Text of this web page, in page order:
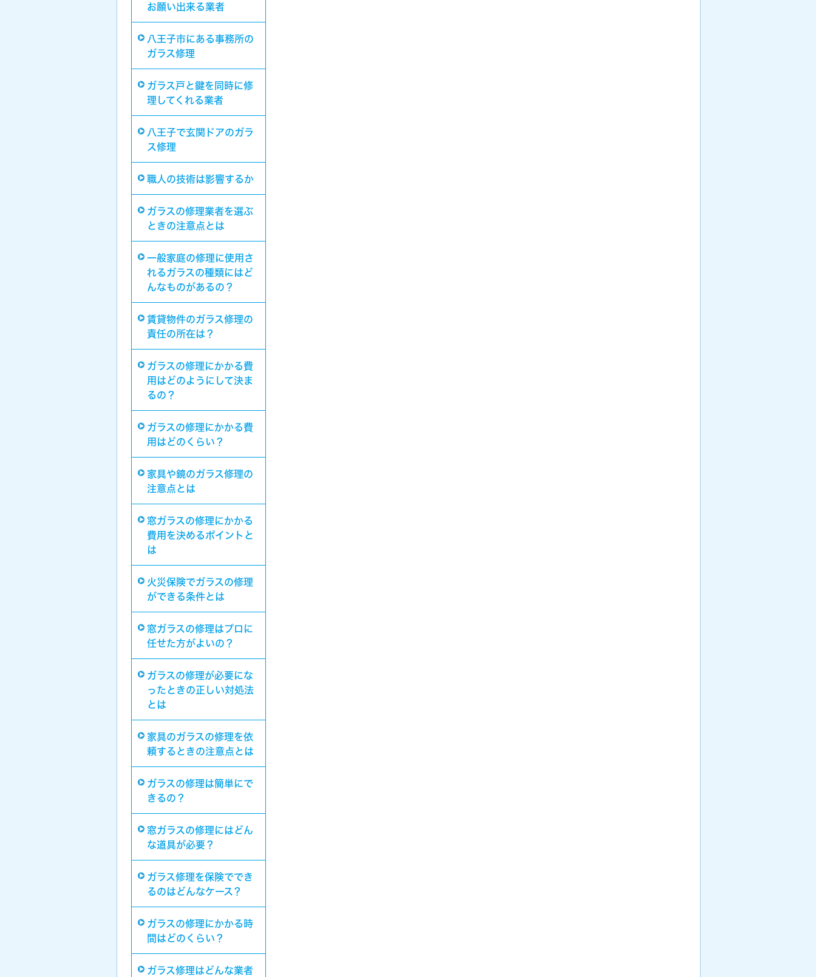
お願い出来る業者
八王子市にある事務所の
ガラス修理
ガラス戸と鍵を同時に修
理してくれる業者
八王子で玄関ドアのガラ
ス修理
職人の技術は影響するか
ガラスの修理業者を選ぶ
ときの注意点とは
一般家庭の修理に使用さ
れるガラスの種類にはど
んなものがあるの？
賃貸物件のガラス修理の
責任の所在は？
ガラスの修理にかかる費
用はどのようにして決ま
るの？
ガラスの修理にかかる費
用はどのくらい？
家具や鏡のガラス修理の
注意点とは
窓ガラスの修理にかかる
費用を決めるポイントと
は
火災保険でガラスの修理
ができる条件とは
窓ガラスの修理はプロに
任せた方がよいの？
ガラスの修理が必要にな
ったときの正しい対処法
とは
家具のガラスの修理を依
頼するときの注意点とは
ガラスの修理は簡単にで
きるの？
窓ガラスの修理にはどん
な道具が必要？
ガラス修理を保険ででき
るのはどんなケース？
ガラスの修理にかかる時
間はどのくらい？
ガラス修理はどんな業者